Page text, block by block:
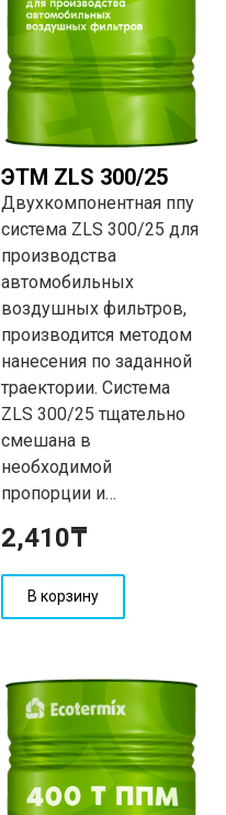
ЭТМ ZLS 300/25
Двухкомпонентная ппу
система ZLS 300/25 для
производства
автомобильных
воздушных фильтров,
производится методом
нанесения по заданной
траектории. Система
ZLS 300/25 тщательно
смешана в
необходимой
пропорции и…
2,410₸
В корзину